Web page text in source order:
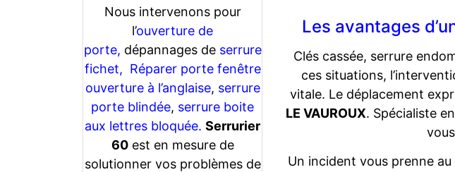
Nous intervenons pour
l’ouverture de
porte, dépannages de serrure
fichet, Réparer porte fenêtre
ouverture à l’anglaise, serrure
porte blindée, serrure boite
aux lettres bloquée. Serrurier
60est en mesure de
solutionner vos problèmes de
Les avantages
Clés cassée, serrure
ces situations,
vitale. Le déplacement
LE VAUROUX. Spécialiste
Un incident vous prenne au